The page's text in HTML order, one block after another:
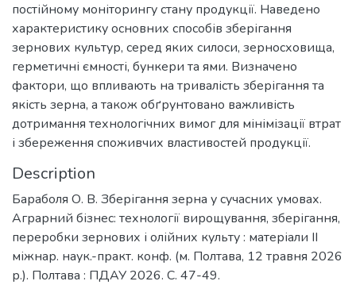
постійному моніторингу стану продукції. Наведено
характеристику основних способів зберігання
зернових культур, серед яких силоси, зерносховища,
герметичні ємності, бункери та ями. Визначено
фактори, що впливають на тривалість зберігання та
якість зерна, а також обґрунтовано важливість
дотримання технологічних вимог для мінімізації втрат
і збереження споживчих властивостей продукції.
Description
Бараболя О. В. Зберігання зерна у сучасних умовах.
Аграрний бізнес: технології вирощування, зберігання,
переробки зернових і олійних культу : матеріали ІІ
міжнар. наук.-практ. конф. (м. Полтава, 12 травня 2026
р.). Полтава : ПДАУ 2026. С. 47-49.